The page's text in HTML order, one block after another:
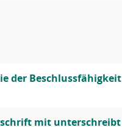
der Beschlussfähigkeit
mit unterschreibt